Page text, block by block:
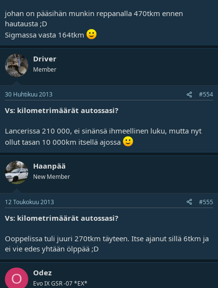
johan on pääsihän munkin reppanalla 470tkm ennen
hautausta ;D
Sigmassa vasta 164tkm
Driver
Member
30 Huhtikuu 2013 #554
Vs: kilometrimäärät autossasi?
Lancerissa 210 000, ei sinänsä ihmeellinen luku, mutta nyt
ollut tasan 10 000km itsellä ajossa
Haanpää
New Member
12 Toukokuu 2013 #555
Vs: kilometrimäärät autossasi?
Ooppelissa tuli juuri 270tkm täyteen. Itse ajanut sillä 6tkm ja
ei vie edes yhtään ölppää ;D
O Odez
Evo IX GSR -07 *EX*